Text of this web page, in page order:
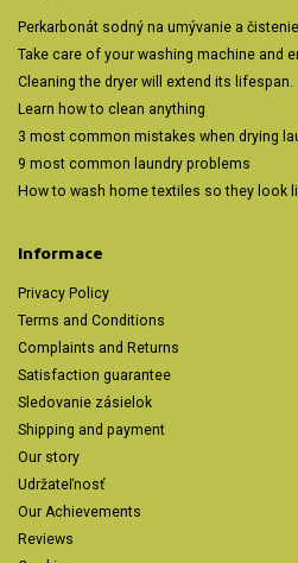
Perkarbonát sodný na umývanie a čistenie
Take care of your washing machine and
Cleaning the dryer will extend its lifespan.
Learn how to clean anything
3 most common mistakes when drying
9 most common laundry problems
How to wash home textiles so they look
Informace
Privacy Policy
Terms and Conditions
Complaints and Returns
Satisfaction guarantee
Sledovanie zásielok
Shipping and payment
Our story
Udržateľnosť
Our Achievements
Reviews